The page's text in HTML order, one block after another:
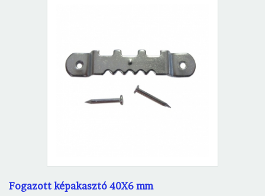
Fogazott képakasztó 40X6 mm